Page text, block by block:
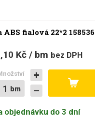
ABS fialová 22*2 158536
Kč / bm bez DPH
bm
bm
objednávku do 3 dní